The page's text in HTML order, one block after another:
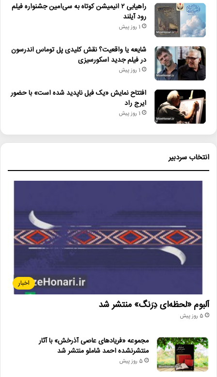
راهیابی ۲ انیمیشن کوتاه به سی‌امین جشنواره فیلم
رود آیلند
1 روز پیش
شایعه یا واقعیت؟ نقش کلیدی پل توماس اندرسون
در فیلم جدید اسکورسیزی
1 روز پیش
افتتاح نمایش «یک فیل ناپدید شده است» با حضور
ایرج راد
1 روز پیش
انتخاب سردبیر
اخبار
آلبوم «لحظه‌ای دِرَنگ» منتشر شد
5 روز پیش
مجموعه «فریادهای عاصی آذرخش» با آثار
منتشرنشده احمد شاملو منتشر شد
5 روز پیش